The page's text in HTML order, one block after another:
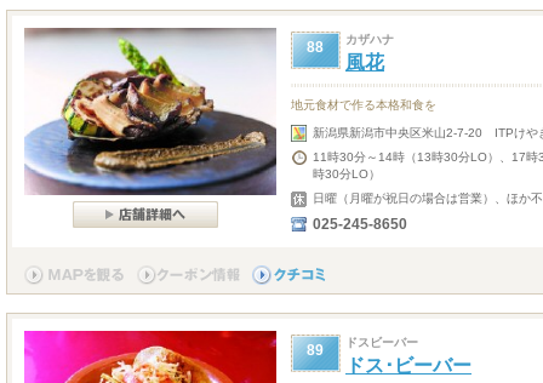
88 カザハナ
風花
地元食材で作る本格和食を
新潟県新潟市中央区米山2-7-20 ITPけや
11時30分～14時（13時30分LO）、17
時30分LO）
日曜（月曜が祝日の場合は営業）、ほか
025-245-8650
89 ドスビーバー
ドス･ビーバー